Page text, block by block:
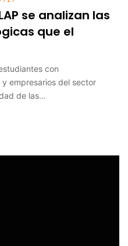
se analizan las
que el
con
empresarios del sector
de las…